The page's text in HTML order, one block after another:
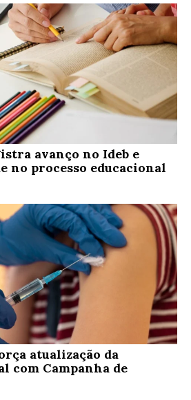
avanço no Ideb e
no processo educacional
atualização da
com Campanha de